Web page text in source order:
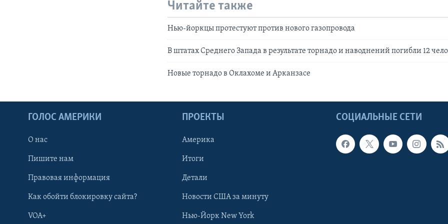
Читайте также
Нью-йоркцы протестуют против нового газопровода
В штатах Cреднего Запада в результате торнадо и наводнений погибли 12
Новые торнадо в Оклахоме и Арканзасе
СОЦИАЛЬНЫЕ СЕТИ
ГОЛОС АМЕРИКИ
О нас
Пишите нам
Правовая информация
Как обойти блокировку сайта?
VOA+
ПРОЕКТЫ
Америка
Итоги
Детали
Новости США за минуту
Нью-Йорк New York